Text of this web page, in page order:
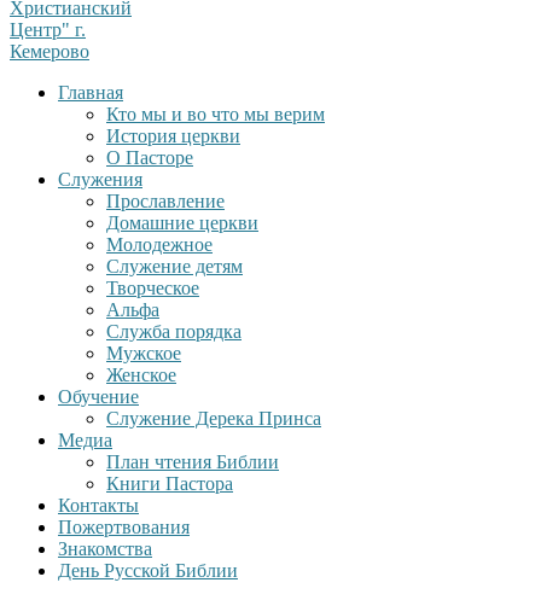
Главная
Кто мы и во что мы верим
История церкви
О Пасторе
Служения
Прославление
Домашние церкви
Молодежное
Служение детям
Творческое
Альфа
Служба порядка
Мужское
Женское
Обучение
Служение Дерека Принса
Медиа
План чтения Библии
Книги Пастора
Контакты
Пожертвования
Знакомства
День Русской Библии